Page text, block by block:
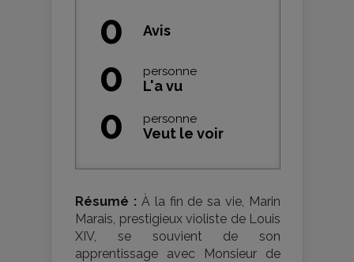
0 Avis
0 personne
L'a vu
0 personne
Veut le voir
Résumé : À la fin de sa vie, Marin
Marais, prestigieux violiste de Louis
XIV, se souvient de son
apprentissage avec Monsieur de